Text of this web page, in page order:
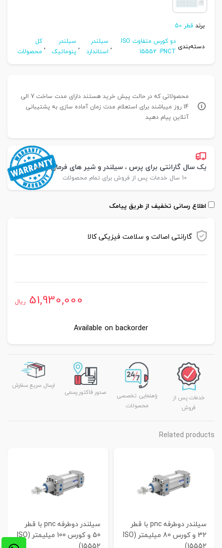
برند قطر 50
دسته‌بندی
دو کورس متفاوت ISO
15552 :PNCT
, سیلندر
استاندارد
, سیلندر
پنوماتیک
,کل
محصولات
محصولاتی که در حالت پیش خرید هستند دارای مدت ساخت 7 الی
14 روز میباشند برای استعلام مدت زمان آماده سازی به پشتیبانی
آنلاین پیام دهید
یک سال گارانتی برای پرس ، سیلندر و شیر های فرمان پارس
10 سال خدمات پس از فروش برای تمام محصولات
اطلاع رسانی تخفیف از طریق پیامک
گارانتی اصالت و سلامت فیزیکی کالا
51,930,000 ریال
Available on backorder
خدمات پس از
فروش
راهنمایی تخصصی
محصولات
صدور فاکتور رسمی
ارسال سریع سفارش
Related products
سیلندر دوطرفه pnc با قطر
32 و کورس 80 میلیمتر (ISO
سیلندر دوطرفه pnc با قطر
50 و کورس 100 میلیمتر (ISO